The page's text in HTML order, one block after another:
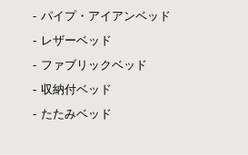
パイプ・アイアンベッド
レザーベッド
ファブリックベッド
収納付ベッド
たたみベッド